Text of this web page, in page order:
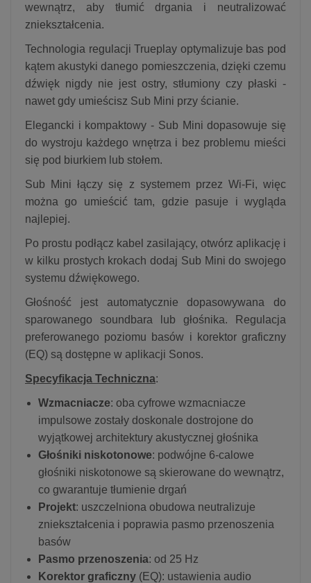
wewnątrz, aby tłumić drgania i neutralizować
zniekształcenia.
Technologia regulacji Trueplay optymalizuje bas pod
kątem akustyki danego pomieszczenia, dzięki czemu
dźwięk nigdy nie jest ostry, stłumiony czy płaski -
nawet gdy umieścisz Sub Mini przy ścianie.
Elegancki i kompaktowy - Sub Mini dopasowuje się
do wystroju każdego wnętrza i bez problemu mieści
się pod biurkiem lub stołem.
Sub Mini łączy się z systemem przez Wi-Fi, więc
można go umieścić tam, gdzie pasuje i wygląda
najlepiej.
Po prostu podłącz kabel zasilający, otwórz aplikację i
w kilku prostych krokach dodaj Sub Mini do swojego
systemu dźwiękowego.
Głośność jest automatycznie dopasowywana do
sparowanego soundbara lub głośnika. Regulacja
preferowanego poziomu basów i korektor graficzny
(EQ) są dostępne w aplikacji Sonos.
Specyfikacja Techniczna:
Wzmacniacze: oba cyfrowe wzmacniacze
impulsowe zostały doskonale dostrojone do
wyjątkowej architektury akustycznej głośnika
Głośniki niskotonowe: podwójne 6-calowe
głośniki niskotonowe są skierowane do wewnątrz,
co gwarantuje tłumienie drgań
Projekt: uszczelniona obudowa neutralizuje
zniekształcenia i poprawia pasmo przenoszenia
basów
Pasmo przenoszenia: od 25 Hz
Korektor graficzny (EQ): ustawienia audio